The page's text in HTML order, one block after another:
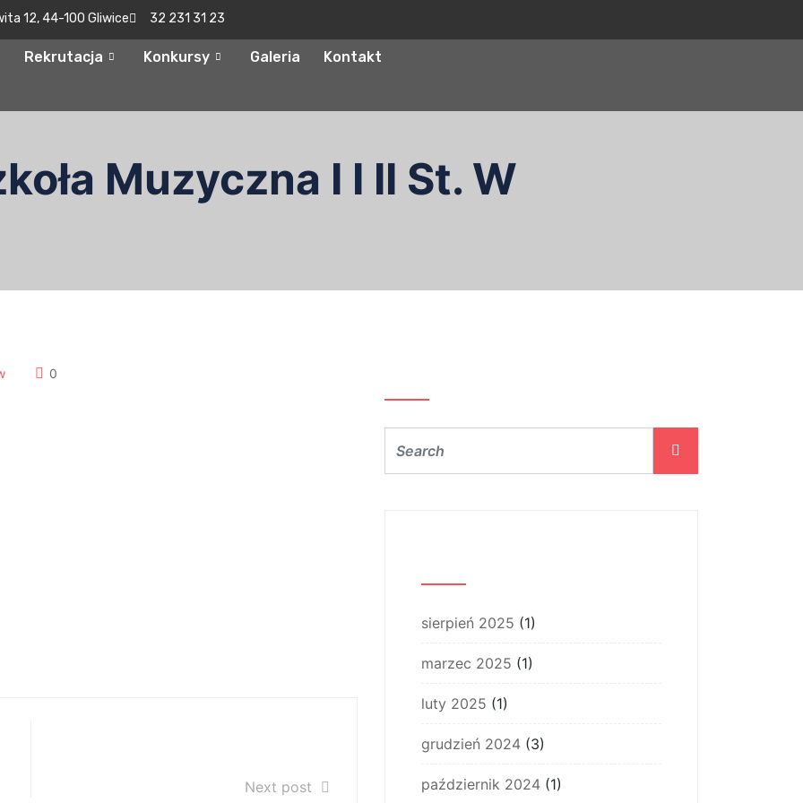
12, 44-100 Gliwice 32 231 31 23
Rekrutacja Konkursy Galeria Kontakt
Muzyczna I I II St. W
0
Next post
sierpień 2025 (1)
marzec 2025 (1)
luty 2025 (1)
grudzień 2024 (3)
październik 2024 (1)